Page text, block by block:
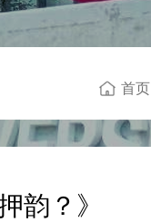
首页
韵？》